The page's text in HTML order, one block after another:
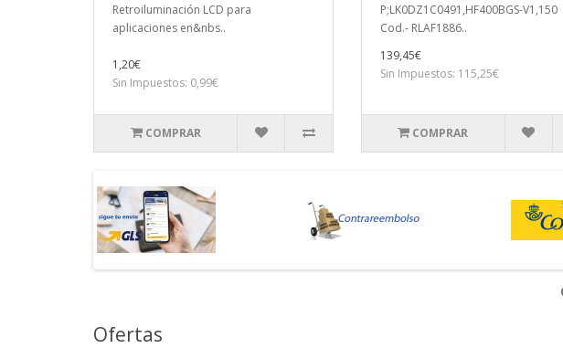
Retroiluminación LCD para
aplicaciones en&nbs..
1,20€
Sin Impuestos: 0,99€
COMPRAR
P;LK0DZ1C0491,HF400BGS-V1,150
Cod.- RLAF1886..
139,45€
Sin Impuestos: 115,25€
COMPRAR
Ofertas